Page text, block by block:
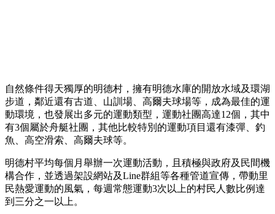
自然條件得天獨厚的明德村，擁有明德水庫的開放水域及環湖
步道，鄰近還有古道、山訓場、高爾夫球場等，成為最佳的運
動環境，也發展出多元的運動類型，運動社團高達12個，其中
有3個屬於舟艇社團，其他比較特別的運動項目還有漆彈、釣
魚、高空滑索、高爾夫球等。
明德村平均每個月舉辦一次運動活動，且積極與政府及民間機
構合作，並透過架設網站及Line群組等各種管道宣傳，帶動里
民熱愛運動的風氣，每週常態運動3次以上的村民人數比例達
到三分之一以上。